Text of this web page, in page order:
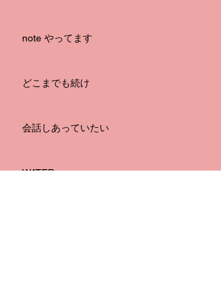
note やってます
どこまでも続け
会話しあっていたい
WATER